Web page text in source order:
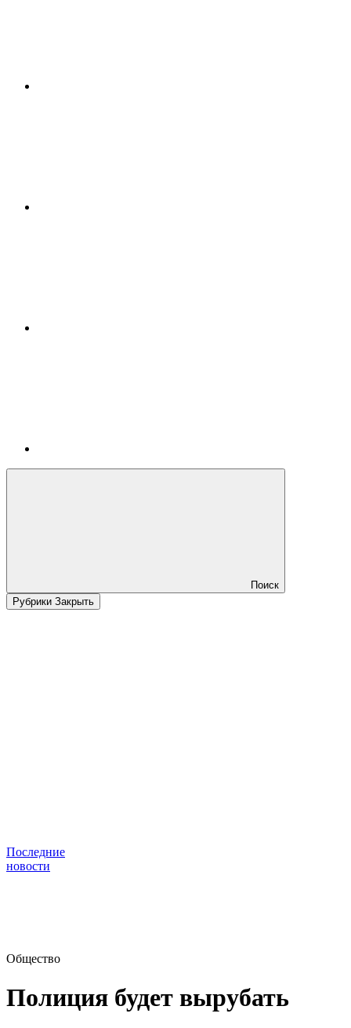
Поиск
Рубрики Закрыть
Последние
новости
Общество
Полиция будет вырубать